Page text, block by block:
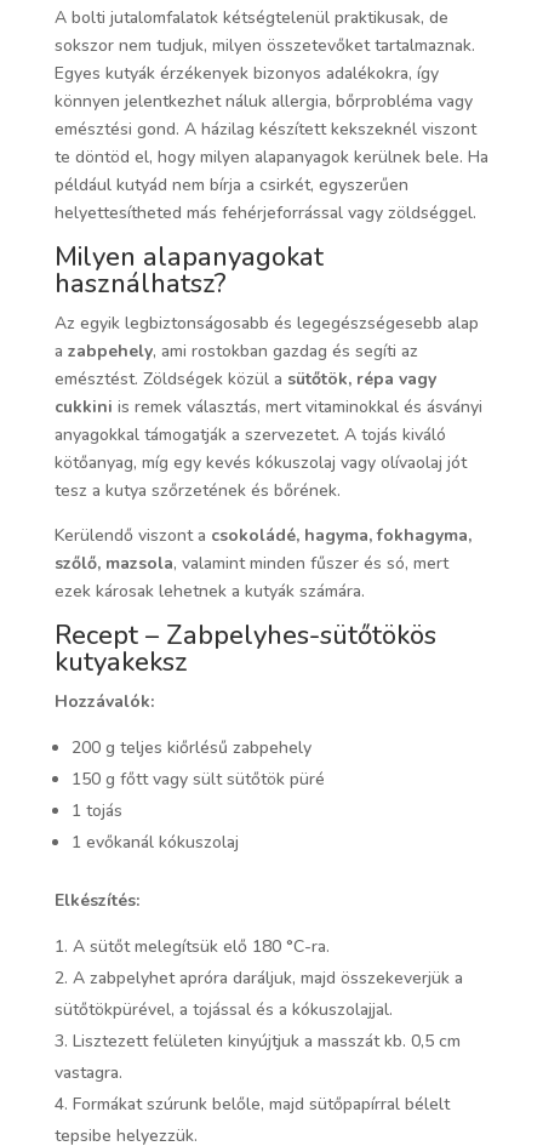
A bolti jutalomfalatok kétségtelenül praktikusak, de
sokszor nem tudjuk, milyen összetevőket tartalmaznak.
Egyes kutyák érzékenyek bizonyos adalékokra, így
könnyen jelentkezhet náluk allergia, bőrprobléma vagy
emésztési gond. A házilag készített kekszeknél viszont
te döntöd el, hogy milyen alapanyagok kerülnek bele. Ha
például kutyád nem bírja a csirkét, egyszerűen
helyettesítheted más fehérjeforrással vagy zöldséggel.
Milyen alapanyagokat
használhatsz?
Az egyik legbiztonságosabb és legegészségesebb alap
a zabpehely, ami rostokban gazdag és segíti az
emésztést. Zöldségek közül a sütőtök, répa vagy
cukkini is remek választás, mert vitaminokkal és ásványi
anyagokkal támogatják a szervezetet. A tojás kiváló
kötőanyag, míg egy kevés kókuszolaj vagy olívaolaj jót
tesz a kutya szőrzetének és bőrének.
Kerülendő viszont a csokoládé, hagyma, fokhagyma,
szőlő, mazsola, valamint minden fűszer és só, mert
ezek károsak lehetnek a kutyák számára.
Recept – Zabpelyhes-sütőtökös
kutyakeksz
Hozzávalók:
200 g teljes kiőrlésű zabpehely
150 g főtt vagy sült sütőtök püré
1 tojás
1 evőkanál kókuszolaj
Elkészítés:
A sütőt melegítsük elő 180 °C-ra.
A zabpelyhet apróra daráljuk, majd összekeverjük a
sütőtökpürével, a tojással és a kókuszolajjal.
Lisztezett felületen kinyújtjuk a masszát kb. 0,5 cm
vastagra.
Formákat szúrunk belőle, majd sütőpapírral bélelt
tepsibe helyezzük.